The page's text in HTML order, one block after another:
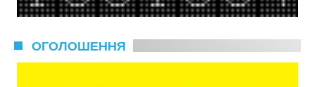
ОГОЛОШЕННЯ